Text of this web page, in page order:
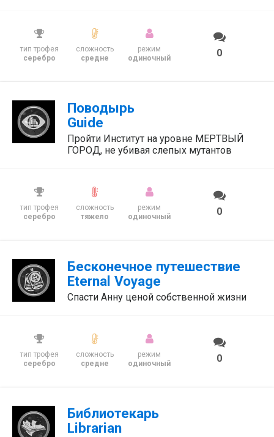
тип трофея
серебро
сложность
средне
режим
одиночный
0
Поводырь
Guide
Пройти Институт на уровне МЕРТВЫЙ
ГОРОД, не убивая слепых мутантов
тип трофея
серебро
сложность
тяжело
режим
одиночный
0
Бесконечное путешествие
Eternal Voyage
Спасти Анну ценой собственной жизни
тип трофея
серебро
сложность
средне
режим
одиночный
0
Библиотекарь
Librarian